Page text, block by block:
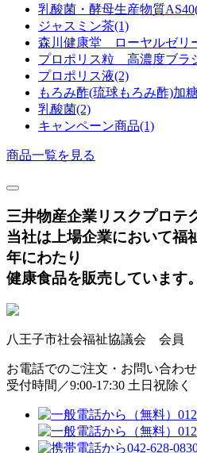
乳酸菌・酵母生産物質
ジャスミン茶(1)
森川健康堂 ローヤルゼリ
プロポリス粒 高濃度ブラ
プロポリス液(2)
もろみ酢(琉球もろみ酢)加
乳酸菌(2)
キャンペーン商品(1)
商品一覧を見る
三井物産企業リスクプロ
当社は上場企業において福
年にわたり
健康食品を販売しています。
八王子市社会福祉協議会 会員
お電話でのご注文・お問い合わ
受付時間／9:00-17:30 土日祝除く